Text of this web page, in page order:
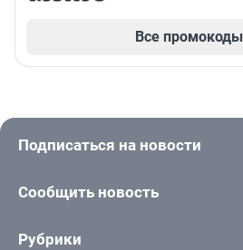
Все промокоды
Подписаться на новости
Сообщить новость
Рубрики